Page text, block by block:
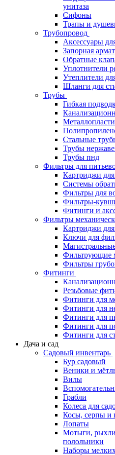
унитаза
Сифоны
Трапы и
Трубопровод
Аксессуары
Запорная
Обратные
Уплотнители
Утеплители
Шланги для
Трубы
Гибкая
Стальные
Трубы
Трубы пнд
Фильтры для
Картриджи
Системы
Фильтры для
Фильтры-
Фитинги и
Фильтры
Картриджи
Ключи для
Фильтрующие
Фильтры
Фитинги
Резьбовые
Фитинги для
Фитинги для
Фитинги для
Фитинги для
Фитинги для
Дача и сад
Садовый инвентарь
Бур садовый
Веники и
Вилы
Грабли
Колеса для
Косы, серпы и
Лопаты
Мотыги,
полольники
Наборы